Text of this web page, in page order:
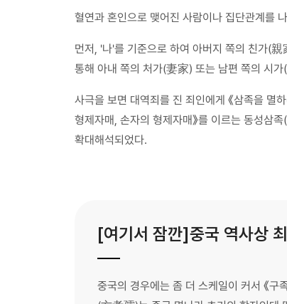
혈연과 혼인으로 맺어진 사람이나 집단관계를
먼저, '나'를 기준으로 하여 아버지 쪽의 친가(
통해 아내 쪽의 처가(妻家) 또는 남편 쪽의 시
사극을 보면 대역죄를 진 죄인에게 《삼족을 멸
형제자매, 손자의 형제자매》를 이르는 동성삼족
확대해석되었다.
[여기서 잠깐]중국 역사상
중국의 경우에는 좀 더 스케일이 커서 《구